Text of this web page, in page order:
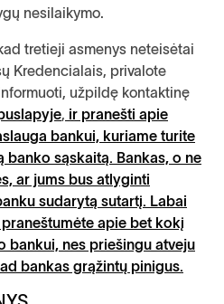
nesilaikymo.
tretieji asmenys neteisėtai
Kredencialais, privalote
užpildę kontaktinę
, ir pranešti apie
bankui, kuriame turite
banko sąskaitą. Bankas, o ne
ar jums bus atlyginti
sudarytą sutartį. Labai
apie bet kokį
bankui, nes priešingu atveju
bankas grąžintų pinigus.